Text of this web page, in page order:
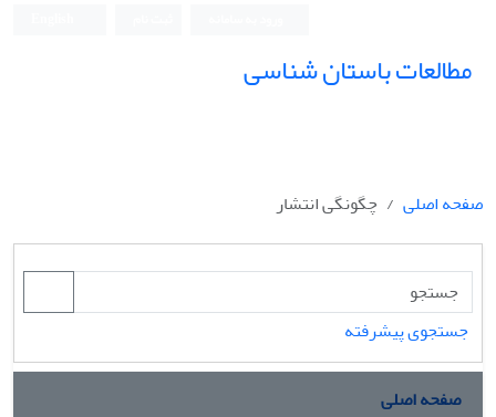
مطالعات باستان شناسی
صفحه اصلی چگونگی انتشار
جستجوی پیشرفته
صفحه اصلی